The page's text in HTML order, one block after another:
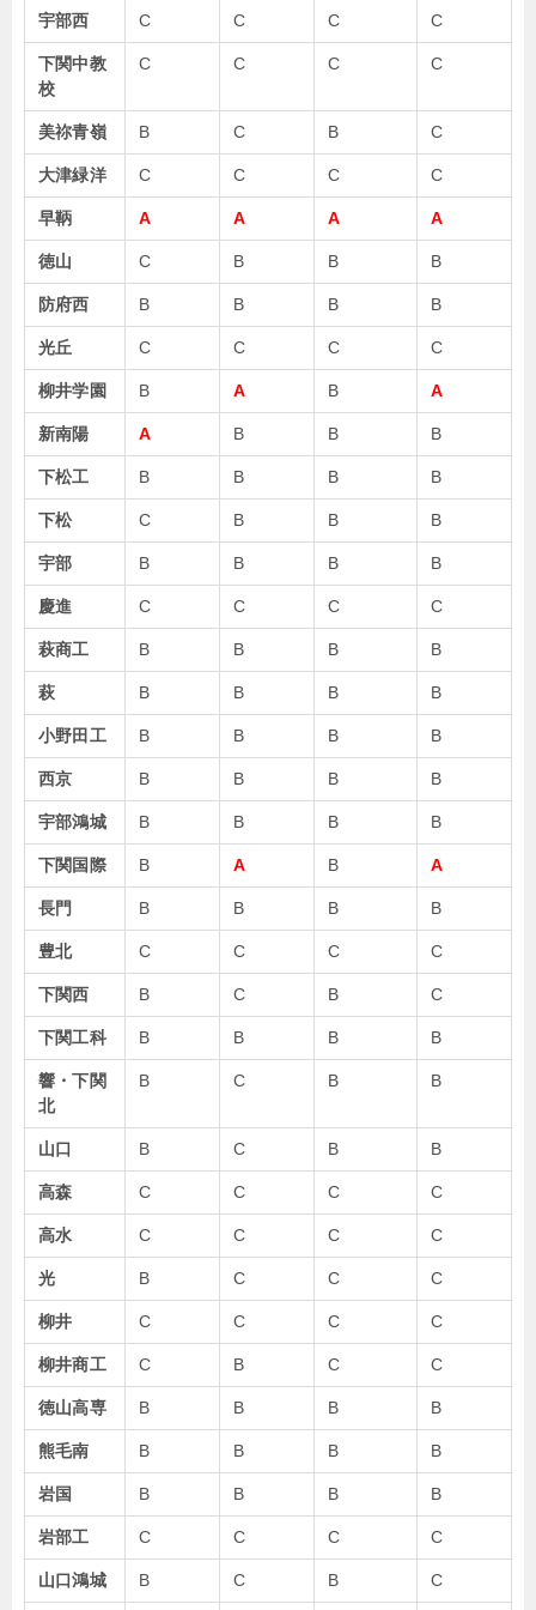
宇部西 C C C C
下関中教
校
C C C C
美祢青嶺 B C B C
大津緑洋 C C C C
早鞆 A A A A
徳山 C B B B
防府西 B B B B
光丘 C C C C
柳井学園 B A B A
新南陽 A B B B
下松工 B B B B
下松 C B B B
宇部 B B B B
慶進 C C C C
萩商工 B B B B
萩 B B B B
小野田工 B B B B
西京 B B B B
宇部鴻城 B B B B
下関国際 B A B A
長門 B B B B
豊北 C C C C
下関西 B C B C
下関工科 B B B B
響・下関
北
B C B B
山口 B C B B
高森 C C C C
高水 C C C C
光 B C C C
柳井 C C C C
柳井商工 C B C C
徳山高専 B B B B
熊毛南 B B B B
岩国 B B B B
岩部工 C C C C
山口鴻城 B C B C